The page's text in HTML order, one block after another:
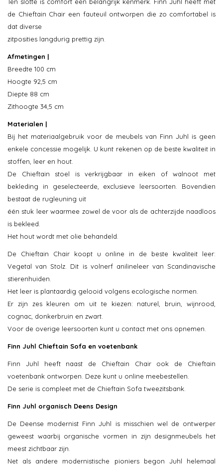
Ten slotte is comfort een belangrijk kenmerk. Finn Juhl heeft met
de Chieftain Chair een fauteuil ontworpen die zo comfortabel is
dat diverse
zitposities langdurig prettig zijn.
Afmetingen |
Breedte 100 cm
Hoogte 92,5 cm
Diepte 88 cm
Zithoogte 34,5 cm
Materialen |
Bij het materiaalgebruik voor de meubels van Finn Juhl is geen
enkele concessie mogelijk. U kunt rekenen op de beste kwaliteit in
stoffen, leer en hout.
De Chieftain stoel is verkrijgbaar in eiken of walnoot met
bekleding in geselecteerde, exclusieve leersoorten. Bovendien
bestaat de rugleuning uit
één stuk leer waarmee zowel de voor als de achterzijde naadloos
is bekleed.
Het hout wordt met olie behandeld.
De Chieftain Chair koopt u online in de beste kwaliteit leer:
Vegetal van Stolz. Dit is volnerf anilineleer van Scandinavische
stierenhuiden.
Het leer is plantaardig gelooid volgens ecologische normen.
Er zijn zes kleuren om uit te kiezen: naturel, bruin, wijnrood,
cognac, donkerbruin en zwart.
Voor de overige leersoorten kunt u contact met ons opnemen.
Finn Juhl Chieftain Sofa en voetenbank
Finn Juhl heeft naast de Chieftain Chair ook de Chieftain
voetenbank ontworpen. Deze kunt u online meebestellen.
De serie is compleet met de Chieftain Sofa tweezitsbank.
Finn Juhl organisch Deens Design
De Deense modernist Finn Juhl is misschien wel de ontwerper
geweest waarbij organische vormen in zijn designmeubels het
meest zichtbaar zijn.
Net als andere modernistische pioniers begon Juhl helemaal